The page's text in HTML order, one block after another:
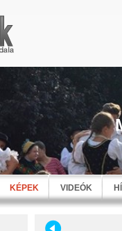
KÉPEK VIDEÓK